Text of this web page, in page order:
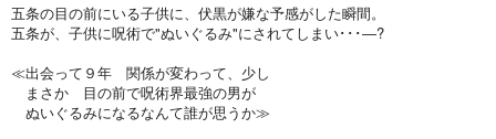
五条の目の前にいる子供に、伏黒が嫌な予感がした瞬間。
五条が、子供に呪術で"ぬいぐるみ"にされてしまい･･･―?
≪出会って９年 関係が変わって、少し
まさか 目の前で呪術界最強の男が
ぬいぐるみになるなんて誰が思うか≫